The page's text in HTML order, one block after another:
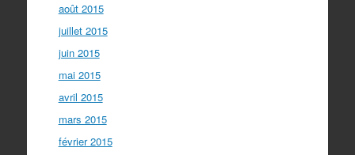
août 2015
juillet 2015
juin 2015
mai 2015
avril 2015
mars 2015
février 2015